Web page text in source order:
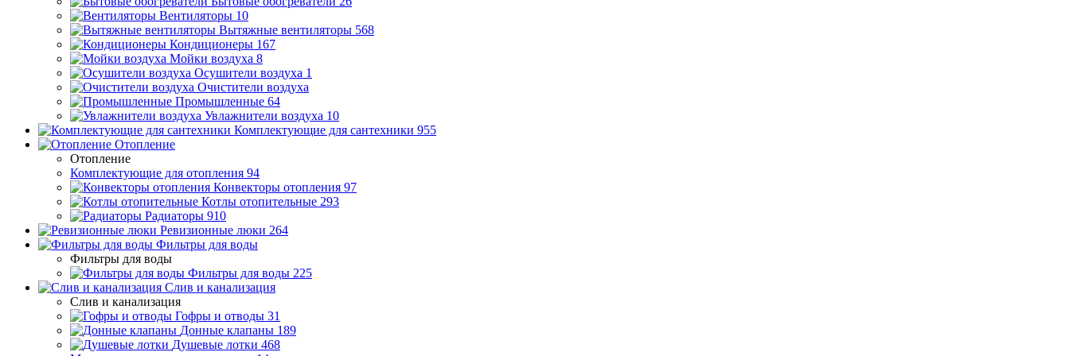
Вентиляторы 10
Вытяжные вентиляторы 568
Кондиционеры 167
Мойки воздуха 8
Осушители воздуха 1
Очистители воздуха
Промышленные 64
Увлажнители воздуха 10
Комплектующие для сантехники 955
Отопление
Отопление
Комплектующие для отопления 94
Конвекторы отопления 97
Котлы отопительные 293
Радиаторы 910
Ревизионные люки 264
Фильтры для воды
Фильтры для воды
Фильтры для воды 225
Слив и канализация
Слив и канализация
Гофры и отводы 31
Донные клапаны 189
Душевые лотки 468